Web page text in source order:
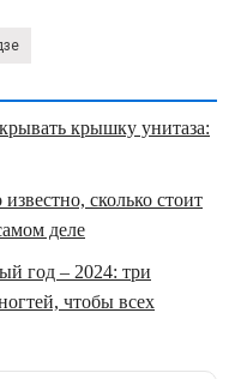
крышку унитаза:
сколько стоит
деле
год – 2024: три
чтобы всех